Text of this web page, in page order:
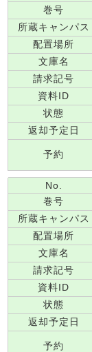
巻号
所蔵キャンパス
配置場所
文庫名
請求記号
資料ID
状態
返却予定日
予約
No.
巻号
所蔵キャンパス
配置場所
文庫名
請求記号
資料ID
状態
返却予定日
予約